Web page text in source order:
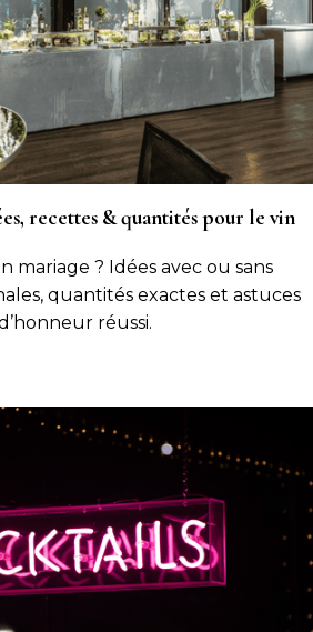
recettes & quantités pour le vin
mariage ? Idées avec ou sans
quantités exactes et astuces
réussi.